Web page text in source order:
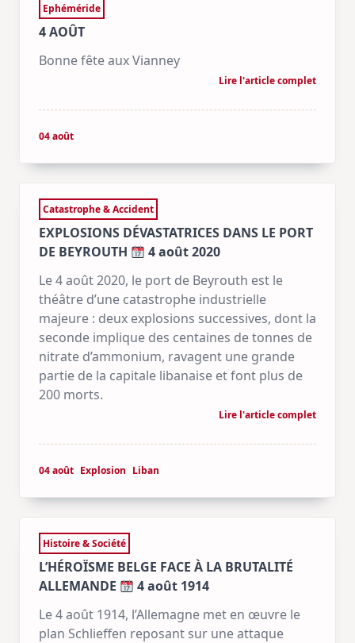
Ephéméride
4 AOÛT
Bonne fête aux Vianney
Lire l'article complet
04 août
Catastrophe & Accident
EXPLOSIONS DÉVASTATRICES DANS LE PORT
DE BEYROUTH
4 août 2020
Le 4 août 2020, le port de Beyrouth est le
théâtre d’une catastrophe industrielle
majeure : deux explosions successives, dont la
seconde implique des centaines de tonnes de
nitrate d’ammonium, ravagent une grande
partie de la capitale libanaise et font plus de
200 morts.
Lire l'article complet
04 août Explosion Liban
Histoire & Société
L’HÉROÏSME BELGE FACE À LA BRUTALITÉ
ALLEMANDE
4 août 1914
Le 4 août 1914, l’Allemagne met en œuvre le
plan Schlieffen reposant sur une attaque